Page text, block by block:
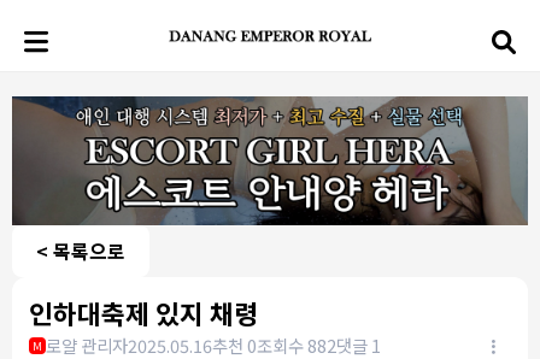
< 목록으로
인하대축제 있지 채령
M 로얄 관리자2025.05.16추천 0조회수 882댓글 1